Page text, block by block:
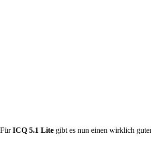
FürICQ 5.1 Lite gibt es nun einen wirklich